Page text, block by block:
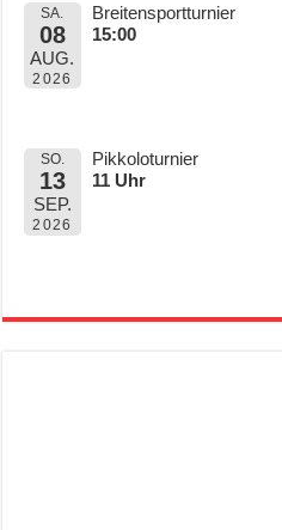
SA.
08
AUG.
2026
Breitensportturnier
15:00
SO.
13
SEP.
2026
Pikkoloturnier
11 Uhr